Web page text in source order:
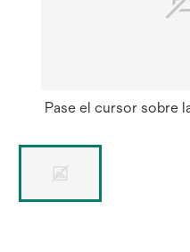
Pase el cursor sobre